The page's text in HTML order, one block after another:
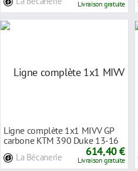
Livraison gratuite
Ligne complète 1x1 MIVV GP
carbone KTM 390 Duke 13-16
La Bécanerie 614,40 €
Livraison gratuite